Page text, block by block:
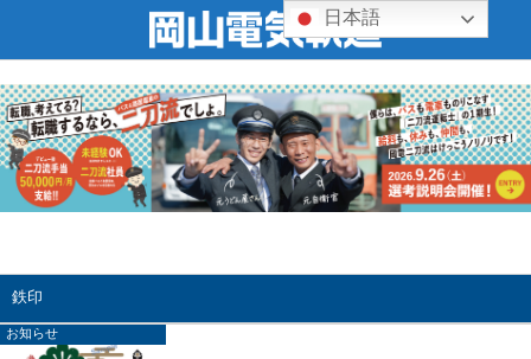
鉄印
お知らせ
日本語